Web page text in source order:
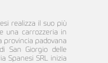
realizza il suo più
una carrozzeria in
provincia padovana
San Giorgio delle
Spanesi SRL inizia